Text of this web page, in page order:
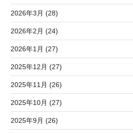
2026年3月 (28)
2026年2月 (24)
2026年1月 (27)
2025年12月 (27)
2025年11月 (26)
2025年10月 (27)
2025年9月 (26)